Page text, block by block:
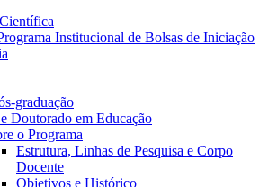
Institucional de Bolsas de Iniciação
graduação
Doutorado em Educação
o Programa
Estrutura, Linhas de Pesquisa e Corpo
Docente
Objetivos e Histórico